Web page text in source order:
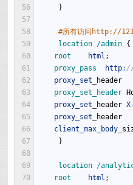
56
57
58
59
60
61
62
63
64
65
66
67
68
69
70
}
#所有访问http://
location /admin {
root
html ;
proxy_pass
http: //
proxy_set
header
proxy_set_header
proxy_set
header X
proxy_set
header
client_max_body
}
location /
root
html ;